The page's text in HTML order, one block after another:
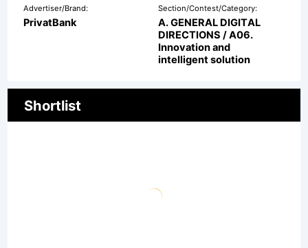
Advertiser/Brand:
PrivatBank
Section/Contest/Category:
A. GENERAL DIGITAL
DIRECTIONS / A06.
Innovation and
intelligent solution
Shortlist